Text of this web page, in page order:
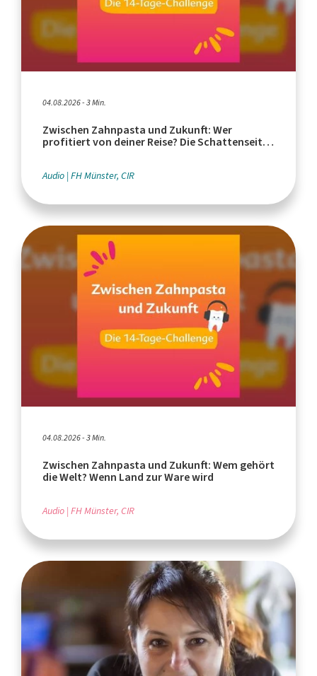
04.08.2026 - 3 Min.
Zwischen Zahnpasta und Zukunft: Wer
profitiert von deiner Reise? Die Schattenseiten
Audio FH Münster, CIR
04.08.2026 - 3 Min.
Zwischen Zahnpasta und Zukunft: Wem gehört
die Welt? Wenn Land zur Ware wird
Audio FH Münster, CIR